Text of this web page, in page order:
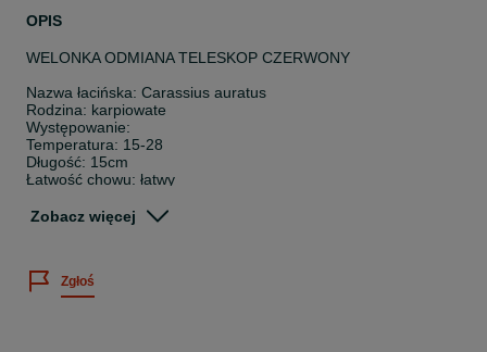
OPIS
WELONKA ODMIANA TELESKOP CZERWONY
Nazwa łacińska: Carassius auratus
Rodzina: karpiowate
Występowanie:
Temperatura: 15-28
Długość: 15cm
Łatwość chowu: łatwy
Posiadamy bogatą ofertę ryb akwariowych, skorupiaków oraz roślin
wodnych.
Zobacz więcej
Zgłoś